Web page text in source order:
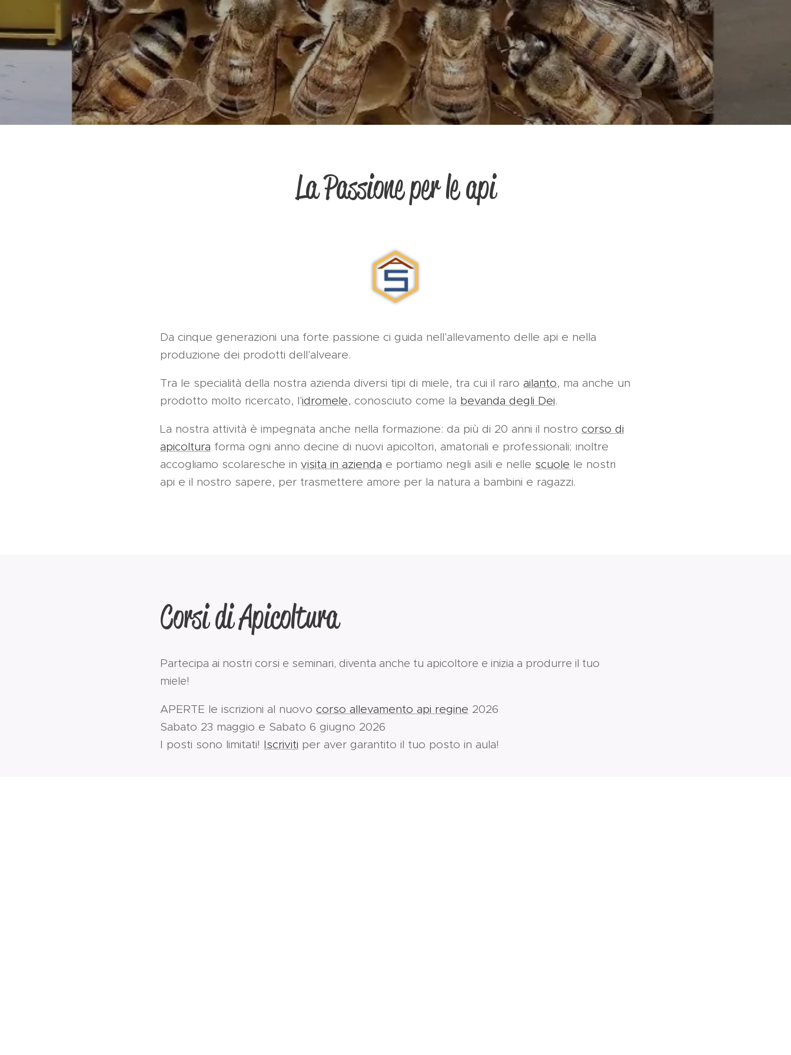
La Passione per le api
Da cinque generazioni una forte passione ci guida nell'allevamento delle api e nella
produzione dei prodotti dell'alveare.
Tra le specialità della nostra azienda diversi tipi di miele, tra cui il raro ailanto, ma anche un
prodotto molto ricercato, l'idromele, conosciuto come la bevanda degli Dei.
La nostra attività è impegnata anche nella formazione: da più di 20 anni il nostro corso di
apicoltura forma ogni anno decine di nuovi apicoltori, amatoriali e professionali; inoltre
accogliamo scolaresche in visita in azienda e portiamo negli asili e nelle scuole le nostri
api e il nostro sapere, per trasmettere amore per la natura a bambini e ragazzi.
Corsi di Apicoltura
Partecipa ai nostri corsi e seminari, diventa anche tu apicoltore e inizia a produrre il tuo
miele!
APERTE le iscrizioni al nuovo corso allevamento api regine 2026
Sabato 23 maggio e Sabato 6 giugno 2026
I posti sono limitati! Iscriviti per aver garantito il tuo posto in aula!